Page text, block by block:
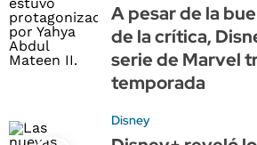
A pesar de la
de la crítica,
serie de Marvel
temporada
Disney